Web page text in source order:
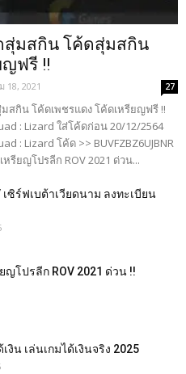
สุ่มสกิน โค้ดสุ่มสกิน
ญฟรี !!
18, 2021 27
สกิน โค้ดเพชรแดง โค้ดเหรียญฟรี !!
: Lizard ใส่โค้ดก่อน 20/12/2564
: Lizard โค้ด >> BUVFZBZ6UJBNR
ยญโปรลีก ROV 2021 ด่วน...
ซิร์ฟเบต้าเวียดนาม ลงทะเบียน
ญโปรลีก ROV 2021 ด่วน !!
งิน เล่นเกมได้เงินจริง 2025